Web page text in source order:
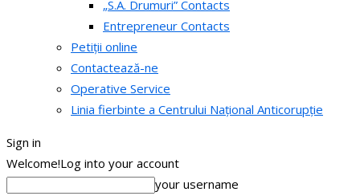
„S.A. Drumuri” Contacts
Entrepreneur Contacts
Petiții online
Contactează-ne
Operative Service
Linia fierbinte a Centrului Național Anticorupție
Sign in
Welcome!Log into your account
your username